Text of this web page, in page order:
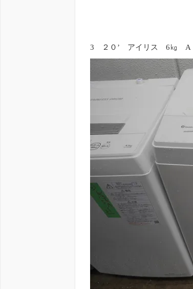
3 ２０’ アイリス 6㎏ A